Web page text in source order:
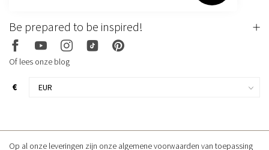
Be prepared to be inspired!
Of lees onze blog
€
Op al onze leveringen zijn onze algemene voorwaarden van toepassing